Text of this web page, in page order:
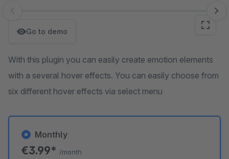
Skip image gallery
Go to demo
With this plugin you can easily create emotion elements
with a several hover effects. You can easily choose from
six different hover effects via select menu
Monthly
€3.99* /month